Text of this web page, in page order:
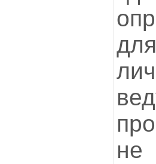
не